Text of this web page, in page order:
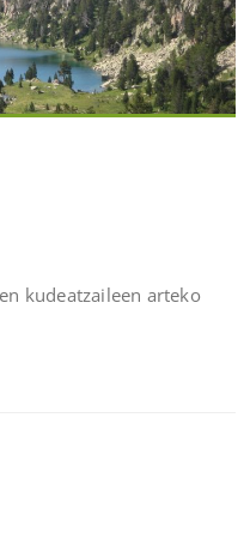
kudeatzaileen arteko